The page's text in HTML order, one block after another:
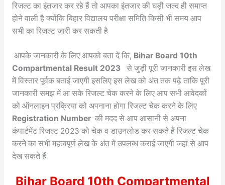
रिजल्ट का इंतजार कर रहे हैं तो आपका इंतजार की घड़ी जल्द ही समाप्त
होने वाली है क्योंकि बिहार विद्यालय परीक्षा समिति किसी भी समय आप
सभी का रिजल्ट जारी कर सकती है
आपके जानकारी के लिए आपको बता दें कि, Bihar Board 10th
Compartmental Result 2023
से जुड़ी पूरी जानकारी इस लेख
में विस्तार पूर्वक बताई जाएगी इसलिए इस लेख को अंत तक पढ़े ताकि पूरी
जानकारी समझ में आ सके रिजल्ट चेक करने के लिए आप सभी आवेदकों
को ऑनलाइन प्रक्रिया को अपनाना होगा रिजल्ट चेक करने के लिए
Registration Number की मदद से आप आसानी से अपना
कंपार्टमेंट रिजल्ट 2023 को चेक व डाउनलोड कर सकते हैं रिजल्ट चेक
करने का सभी महत्वपूर्ण लेख के अंत में उपलब्ध कराई जाएगी जहां से आप
देख सकते हैं
Bihar Board 10th Compartmental